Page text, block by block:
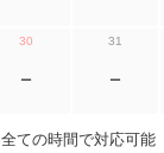
30
ー
31
ー
全ての時間で対応可能